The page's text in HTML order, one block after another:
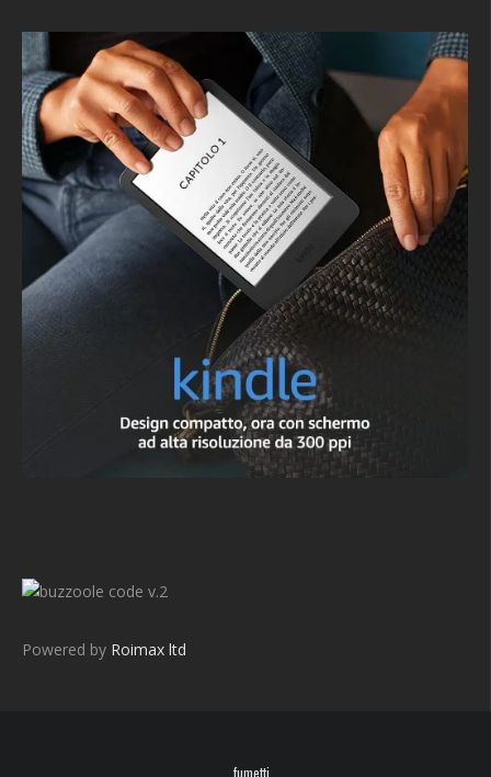
v.2
Powered by Roimax ltd
fumetti